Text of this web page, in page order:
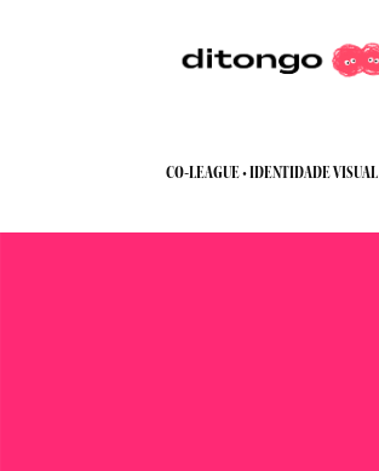
CO-LEAGUE • IDENTIDADE VISUAL